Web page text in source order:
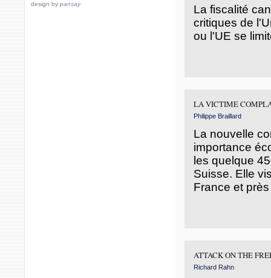
design by pansay
La fiscalité
critiques de
ou l'UE se
LA VICTIME
Philippe Braillard
La nouvelle
importance
les quelque
Suisse. Elle
France et
ATTACK ON THE
Richard Rahn